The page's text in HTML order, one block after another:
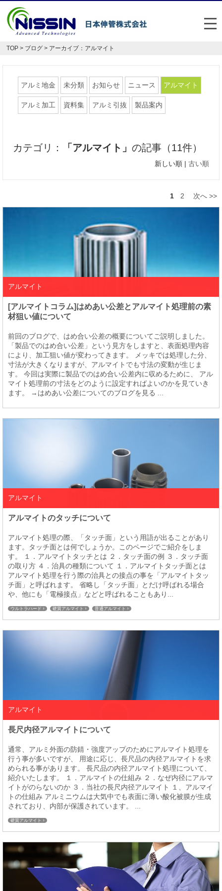
メ
日本伸管の強み
事業内容
お悩み解決事例
お役立ち情報
TOP > ブログ > アーカイブ：アルマイト
アルミ地金 未分類 お知らせ ニュース アルマイト
アルミ加工 資料集 アルミ引抜 製品案内
カテゴリ： 「アルマイト」 の記事（11件）
新しい順 | 古い順
1 2 次へ >>
アルマイト
[アルマイトコラム]はめあい公差とアルマイト処理前の素
材狙い値について
前回のブログで、はめ合い公差の概要についてご説明しました。
「製品でのはめ合い公差」という見方をしますと、表面処理内容
により、加工狙い値が変わってきます。 メッキでは処理した分、
寸法が大きくなりますが、アルマイトでも寸法の変動が生じま
す。 今回は実際に製品でのはめ合い公差内に収めるために、 アル
マイト処理前の寸法をどのように設定すればよいのかを見ていき
ます。 →はめあい公差についてのブログを見る ...
アルマイト
アルマイトのタッチについて
アルマイト処理の際、「タッチ面」という用語が出ることがあり
ます。タッチ面とは何でしょうか。このページでご紹介をしま
す。 １．アルマイトタッチとは ２．タッチ面の例 ３．タッチ面
の取り方 ４．治具の種類について １．アルマイトタッチ面とは
アルマイト処理を行う際の治具との接点の事を「アルマイトタッ
チ面」と呼ばれます。 省略し「タッチ面」とだけ呼ばれる場合
や、他にも「電極接点」などと呼ばれることもあり...
ウルトラハード 硬質アルマイト 普通アルマイト
アルマイト
長尺内径アルマイトについて
通常、アルミ外面の防錆・強度アップのためにアルマイト処理を
行う事が多いですが、 用途に応じ、長尺品の内径アルマイトを求
められる事があります。 長尺品の内径アルマイト処理について、
紹介いたします。 １．アルマイトの仕組み ２．なぜ内径にアルマ
イトがのらないのか ３．当社の長尺内径アルマイト １、アルマイ
トの仕組み アルミニウムは大気中でも表面に薄い酸化被膜が生成
されており、内部が保護されています。 ...
硬質アルマイト